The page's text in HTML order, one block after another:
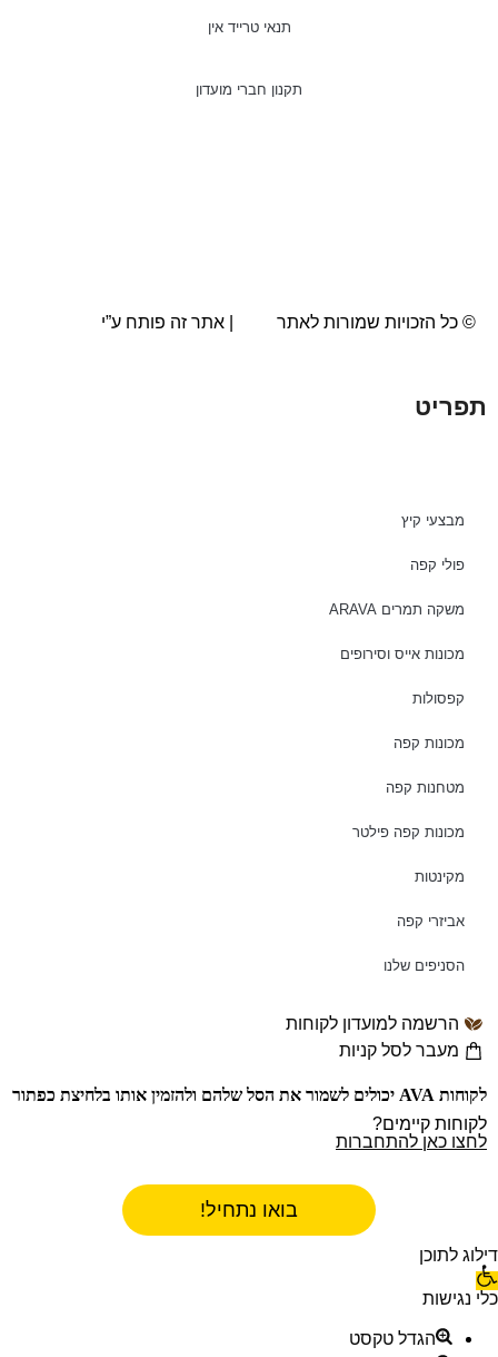
תנאי טרייד אין
תקנון חברי מועדון
© כל הזכויות שמורות לאתר
| אתר זה פותח ע”י
תפריט
מבצעי קיץ
פולי קפה
משקה תמרים ARAVA
מכונות אייס וסירופים
קפסולות
מכונות קפה
מטחנות קפה
מכונות קפה פילטר
מקינטות
אביזרי קפה
הסניפים שלנו
הרשמה למועדון לקוחות
מעבר לסל קניות
לקוחות AVA יכולים לשמור את הסל שלהם ולהזמין אותו בלחיצת כפתור
לקוחות קיימים?
לחצו כאן להתחברות
בואו נתחיל!
דילוג לתוכן
פ
ת
ח
כלי נגישות
הגדל טקסט